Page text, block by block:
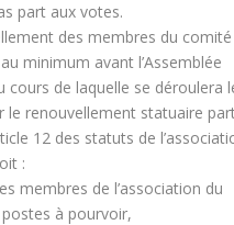
part aux votes.
des membres du comité
minimum avant l’Assemblée
cours de laquelle se déroulera
le renouvellement statuaire
12 des statuts de
:
membres de l’association du
à pourvoir,